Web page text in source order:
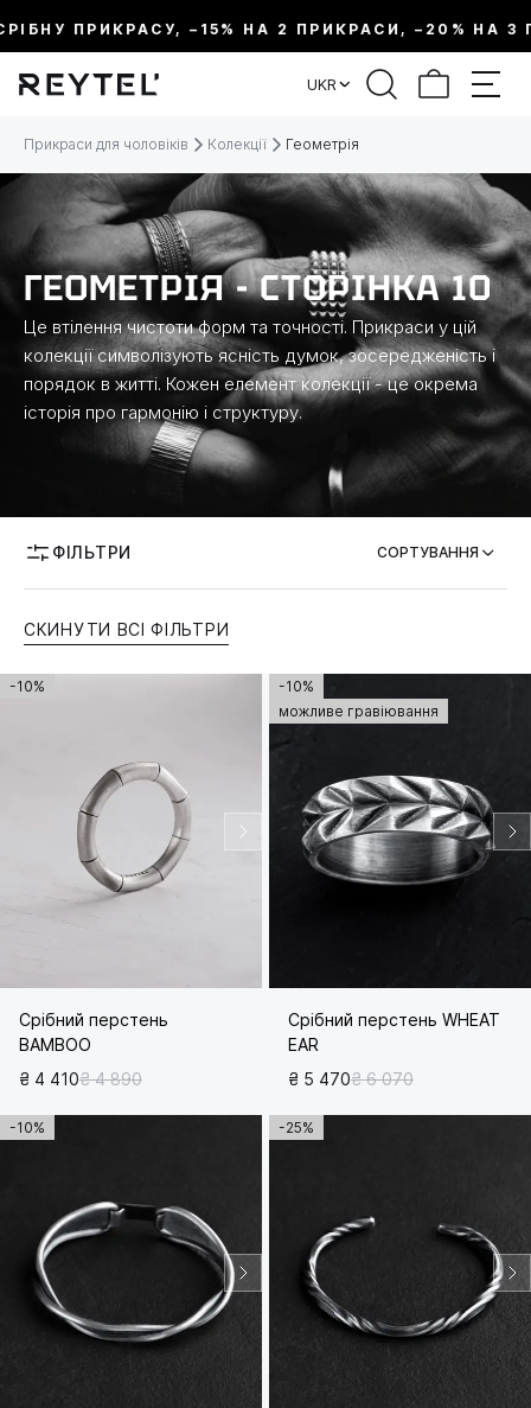
ПРИКРАСУ, –15% НА 2 ПРИКРАСИ, –20% НА 3
UKR
Прикраси для чоловіків Колекції Геометрія
ГЕОМЕТРІЯ - СТОРІНКА 10
Це втілення чистоти форм та точності. Прикраси у цій
колекції символізують ясність думок, зосередженість і
порядок в житті. Кожен елемент колекції - це окрема
історія про гармонію і структуру.
ФІЛЬТРИ
ФІЛЬТР
МЕТАЛ
ВИД ПРИКРАСИ
КОЛЕКЦІЇ
РОЗМІР
СОРТУВАННЯ
СКИНУТИ ВСІ ФІЛЬТРИ
-10%
Срібний перстень
BAMBOO
₴ 4 410₴ 4 890
-10%
можливе гравіювання
Срібний перстень WHEAT
EAR
₴ 5 470₴ 6 070
-10% -25%